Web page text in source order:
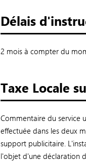
Délais
2 mois à compter du
Taxe Locale
Commentaire du service
effectuée dans les deux
support publicitaire.
l'objet d'une déclaration